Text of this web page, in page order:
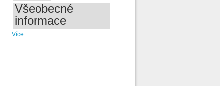
Všeobecné
informace
Více